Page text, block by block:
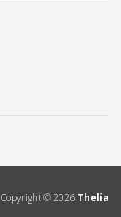
Copyright ©2026 Thelia